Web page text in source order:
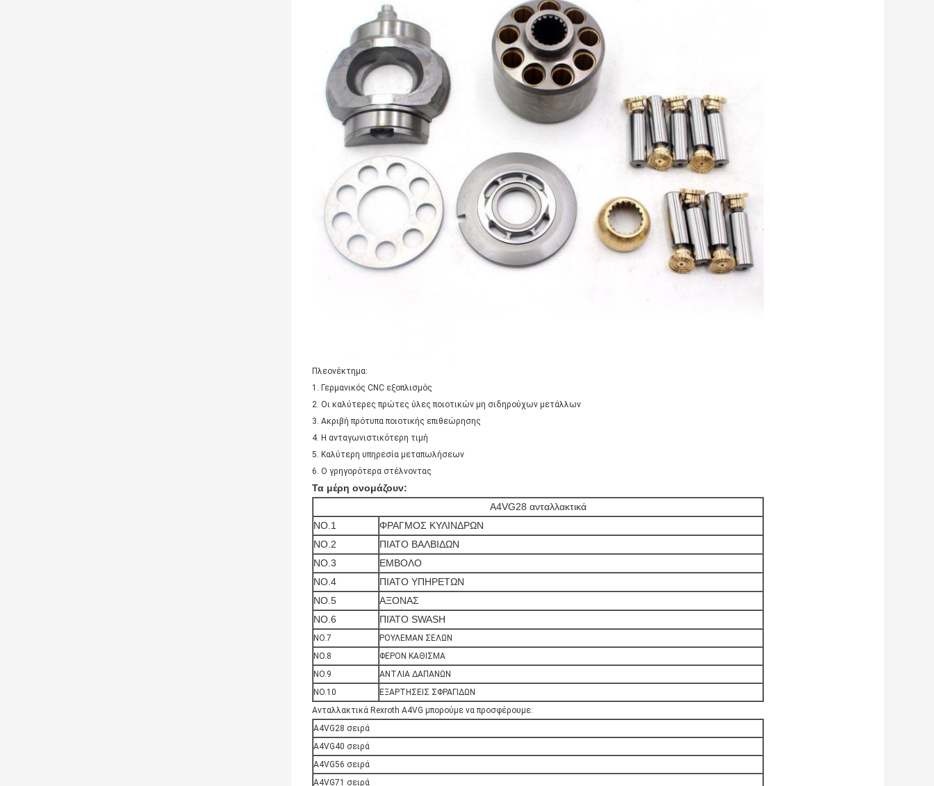
Πλεονέκτημα:
1. Γερμανικός CNC εξοπλισμός
2. Οι καλύτερες πρώτες ύλες ποιοτικών μη σιδηρούχων μετάλλων
3. Ακριβή πρότυπα ποιοτικής επιθεώρησης
4. Η ανταγωνιστικότερη τιμή
5. Καλύτερη υπηρεσία μεταπωλήσεων
6. Ο γρηγορότερα στέλνοντας
Τα μέρη ονομάζουν:
A4VG28 ανταλλακτικά
NO.1
ΦΡΑΓΜΟΣ ΚΥΛΙΝΔΡΩΝ
NO.2
ΠΙΑΤΟ ΒΑΛΒΙΔΩΝ
NO.3
ΕΜΒΟΛΟ
NO.4
ΠΙΑΤΟ ΥΠΗΡΕΤΩΝ
NO.5
ΑΞΟΝΑΣ
NO.6
ΠΙΆΤΟ SWASH
NO.7
ΡΟΥΛΕΜΑΝ ΣΕΛΩΝ
NO.8
ΦΕΡΟΝ ΚΑΘΙΣΜΑ
NO.9
ΑΝΤΛΙΑ ΔΑΠΑΝΩΝ
NO.10
ΕΞΑΡΤΗΣΕΙΣ ΣΦΡΑΓΙΔΩΝ
Ανταλλακτικά Rexroth A4VG μπορούμε να προσφέρουμε:
A4VG28 σειρά
A4VG40 σειρά
A4VG56 σειρά
A4VG71 σειρά